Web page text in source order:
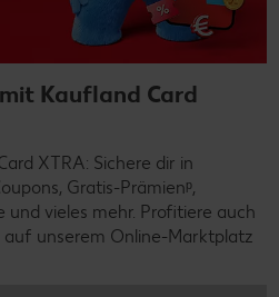
Kaufland Card
XTRA: Sichere dir in
Gratis-Prämienᵖ,
und vieles mehr. Profitiere auch
unserem Online-Marktplatz